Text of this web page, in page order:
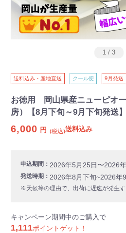
1 / 3
送料込み・産地直送 クール便 9月発送
お徳用 岡山県産ニューピオ
房）【8月下旬～9月下旬発送】
6,000 円 (税込)送料込み
申込期間： 2026年5月25日〜2026
発送時期： 2026年8月下旬~2026年
※天候等の理由で、出荷に遅速が発生す
キャンペーン期間中のご購入で
1,111ポイントゲット！